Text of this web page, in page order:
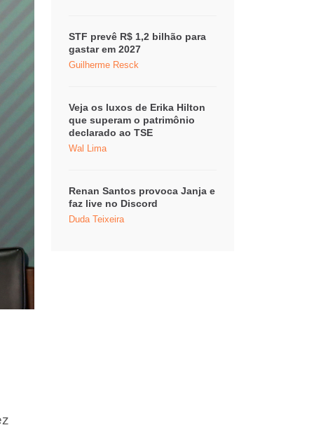
STF prevê R$ 1,2 bilhão para
gastar em 2027
Guilherme Resck
Veja os luxos de Erika Hilton
que superam o patrimônio
declarado ao TSE
Wal Lima
Renan Santos provoca Janja e
faz live no Discord
Duda Teixeira